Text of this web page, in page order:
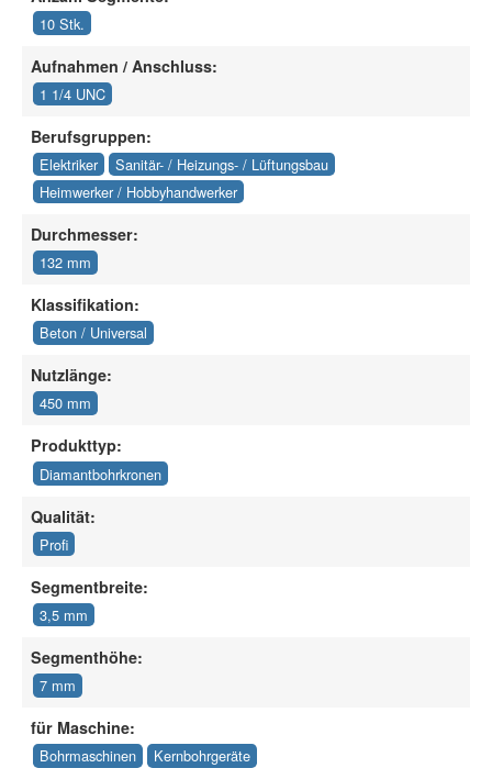
10 Stk.
Aufnahmen / Anschluss:
1 1/4 UNC
Berufsgruppen:
Elektriker
Sanitär- / Heizungs- / Lüftungsbau
Heimwerker / Hobbyhandwerker
Durchmesser:
132 mm
Klassifikation:
Beton / Universal
Nutzlänge:
450 mm
Produkttyp:
Diamantbohrkronen
Qualität:
Profi
Segmentbreite:
3,5 mm
Segmenthöhe:
7 mm
für Maschine:
Bohrmaschinen Kernbohrgeräte